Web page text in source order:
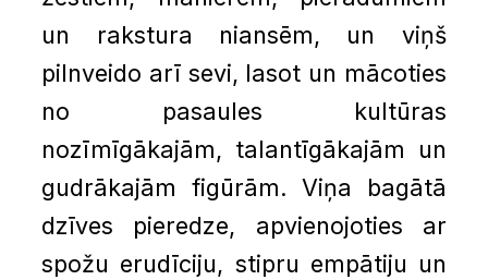
un rakstura niansēm, un viņš
pilnveido arī sevi, lasot un mācoties
no pasaules kultūras
nozīmīgākajām, talantīgākajām un
gudrākajām figūrām. Viņa bagātā
dzīves pieredze, apvienojoties ar
spožu erudīciju, stipru empātiju un